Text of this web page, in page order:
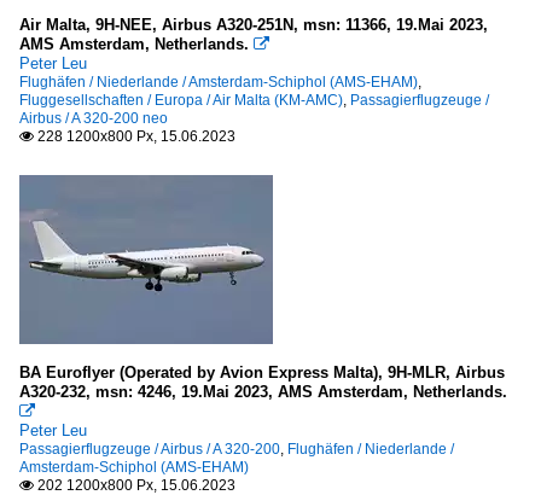
Air Malta, 9H-NEE, Airbus A320-251N, msn: 11366, 19.Mai 2023,
AMS Amsterdam, Netherlands. 
Peter Leu
Flughäfen / Niederlande / Amsterdam-Schiphol (AMS-EHAM),
Fluggesellschaften / Europa / Air Malta (KM-AMC), Passagierflugzeuge /
Airbus / A 320-200 neo
 228 1200x800 Px, 15.06.2023
BA Euroflyer (Operated by Avion Express Malta), 9H-MLR, Airbus
A320-232, msn: 4246, 19.Mai 2023, AMS Amsterdam, Netherlands.

Peter Leu
Passagierflugzeuge / Airbus / A 320-200, Flughäfen / Niederlande /
Amsterdam-Schiphol (AMS-EHAM)
 202 1200x800 Px, 15.06.2023